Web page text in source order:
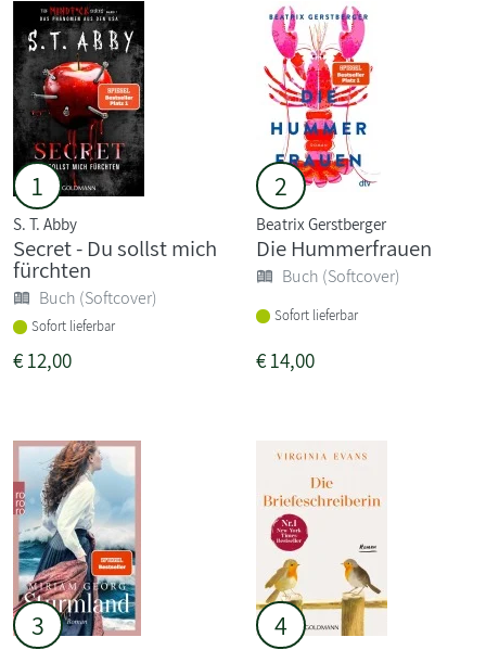
1
S. T. Abby
Secret - Du sollst mich
fürchten
Buch (Softcover)
Sofort lieferbar
€12,00
2
Beatrix Gerstberger
Die Hummerfrauen
Buch (Softcover)
Sofort lieferbar
€14,00
3 4